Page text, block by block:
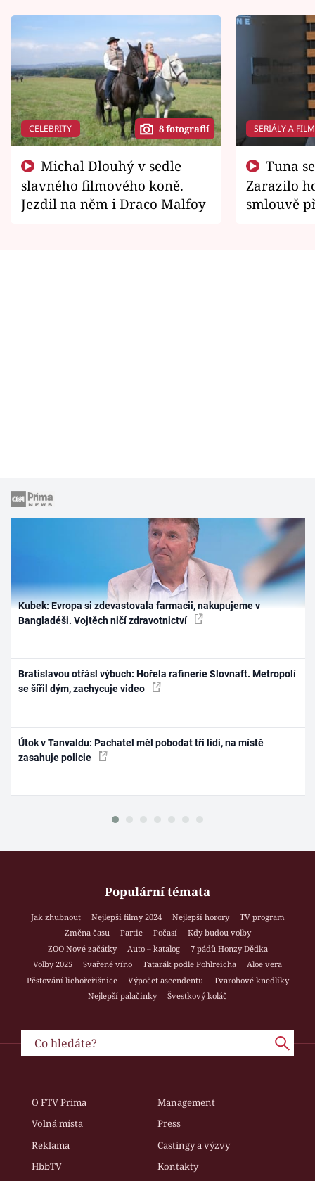
CELEBRITY 8 fotografií
slavného filmového koně.
Jezdil na něm i Draco Malfoy
SERIÁLY A
Zarazilo
smlouvě
Kubek: Evropa si zdevastovala farmacii, nakupujeme v
Bangladéši. Vojtěch ničí zdravotnictví
Bratislavou otřásl výbuch: Hořela rafinerie Slovnaft. Metropolí
se šířil dým, zachycuje video
Útok v Tanvaldu: Pachatel měl pobodat tři lidi, na místě
zasahuje policie
Populární témata
Jak zhubnout Nejlepší filmy 2024 Nejlepší horory
TV program
Změna času
Partie Počasí
Kdy budou volby
ZOO Nové začátky
Auto – katalog
7 pádů Honzy Dědka
Volby 2025
Svařené víno Tatarák podle Pohlreicha
Aloe vera
Pěstování lichořeřišnice
Výpočet ascendentu
Tvarohové knedlíky
Nejlepší palačinky
Švestkový koláč
O FTV Prima
Management
Volná místa
Press
Reklama
Castingy a výzvy
HbbTV
Kontakty